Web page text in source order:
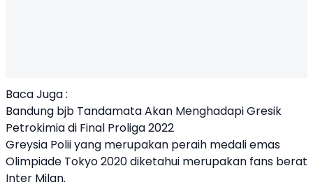
Baca Juga :
Bandung bjb Tandamata Akan Menghadapi Gresik
Petrokimia di Final Proliga 2022
Greysia Polii yang merupakan peraih medali emas
Olimpiade Tokyo 2020 diketahui merupakan fans berat
Inter Milan.